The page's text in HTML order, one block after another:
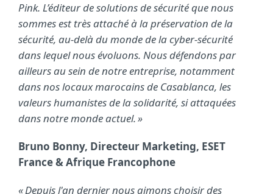
Pink. L’éditeur de solutions de sécurité que nous
sommes est très attaché à la préservation de la
sécurité, au-delà du monde de la cyber-sécurité
dans lequel nous évoluons. Nous défendons par
ailleurs au sein de notre entreprise, notamment
dans nos locaux marocains de Casablanca, les
valeurs humanistes de la solidarité, si attaquées
dans notre monde actuel. »
Bruno Bonny, Directeur Marketing, ESET
France & Afrique Francophone
« Depuis l'an dernier nous aimons choisir des